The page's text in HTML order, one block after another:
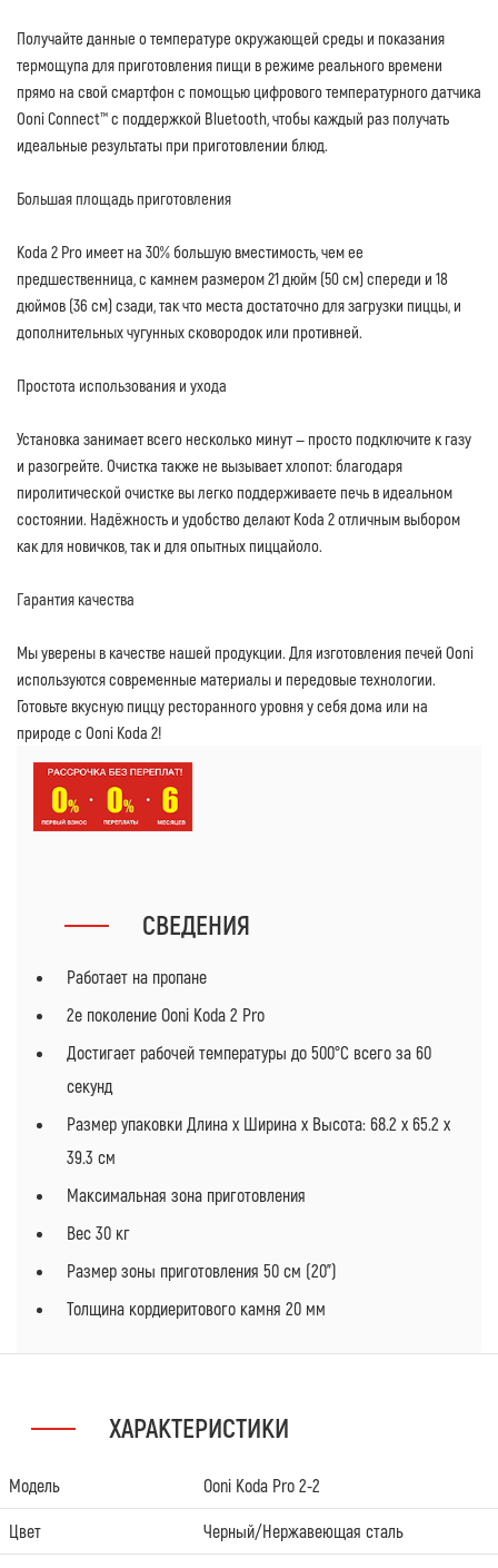
Получайте данные о температуре окружающей среды и показания
термощупа для приготовления пищи в режиме реального времени
прямо на свой смартфон с помощью цифрового температурного датчика
Ooni Connect™ с поддержкой Bluetooth, чтобы каждый раз получать
идеальные результаты при приготовлении блюд.
Большая площадь приготовления
Koda 2 Pro имеет на 30% большую вместимость, чем ее
предшественница, с камнем размером 21 дюйм (50 см) спереди и 18
дюймов (36 см) сзади, так что места достаточно для загрузки пиццы, и
дополнительных чугунных сковородок или противней.
Простота использования и ухода
Установка занимает всего несколько минут — просто подключите к газу
и разогрейте. Очистка также не вызывает хлопот: благодаря
пиролитической очистке вы легко поддерживаете печь в идеальном
состоянии. Надёжность и удобство делают Koda 2 отличным выбором
как для новичков, так и для опытных пиццайоло.
Гарантия качества
Мы уверены в качестве нашей продукции. Для изготовления печей Ooni
используются современные материалы и передовые технологии.
Готовьте вкусную пиццу ресторанного уровня у себя дома или на
природе с Ooni Koda 2!
СВЕДЕНИЯ
Работает на пропане
2е поколение Ooni Koda 2 Pro
Достигает рабочей температуры до 500°C всего за 60
секунд
Размер упаковки Длина х Ширина х Высота: 68.2 х 65.2 х
39.3 см
Максимальная зона приготовления
Вес 30 кг
Размер зоны приготовления 50 см (20”)
Толщина кордиеритового камня 20 мм
ХАРАКТЕРИСТИКИ
Модель Ooni Koda Pro 2-2
Цвет Черный/Нержавеющая сталь